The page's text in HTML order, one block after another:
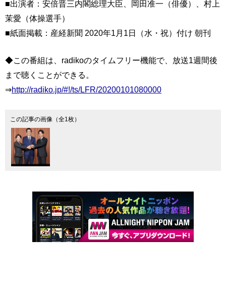
■出演者：安倍晋三内閣総理大臣、岡田准一（俳優）、村上
茉愛（体操選手）
■紙面掲載：産経新聞 2020年1月1日（水・祝）付け 朝刊
◆この番組は、radikoのタイムフリー機能で、放送1週間後
まで聴くことができる。
⇒http://radiko.jp/#!/ts/LFR/20200101080000
この記事の画像（全1枚）